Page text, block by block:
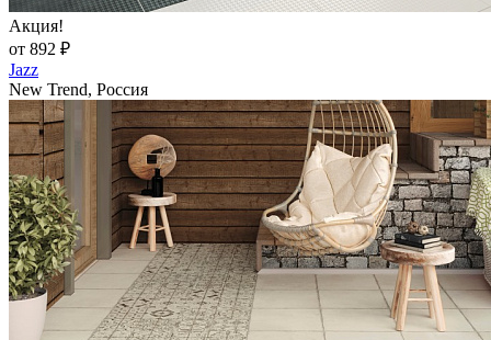
Акция!
от 892 ₽
Jazz
New Trend, Россия